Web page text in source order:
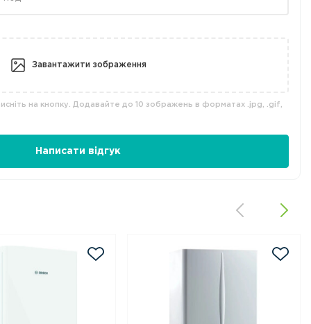
Завантажити зображення
на кнопку. Додавайте до 10 зображень в форматах .jpg, .gif,
Написати відгук